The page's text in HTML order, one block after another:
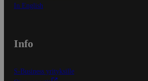
In English
Info
S-Business yrityksille